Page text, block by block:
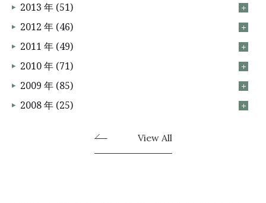
2013 年 (51)
2012 年 (46)
2011 年 (49)
2010 年 (71)
2009 年 (85)
2008 年 (25)
View All